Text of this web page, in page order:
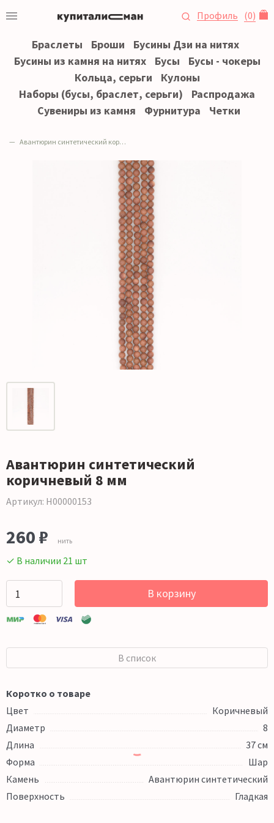
Профиль (0)
Браслеты Броши
Бусины Дзи на нитях
Бусины из камня на нитях
Бусы
Бусы - чокеры
Кольца, серьги
Кулоны
Наборы (бусы, браслет, серьги)
Распродажа
Сувениры из камня
Фурнитура Четки
Авантюрин синтетический коричневый
Авантюрин синтетический
коричневый 8 мм
Артикул: Н00000153
260 ₽ нить
✓ В наличии 21 шт
В корзину
В список
Коротко о товаре
Цвет
Коричневый
Диаметр
8
Длина
37 см
Форма
Шар
Камень
Авантюрин синтетический
Поверхность
Гладкая